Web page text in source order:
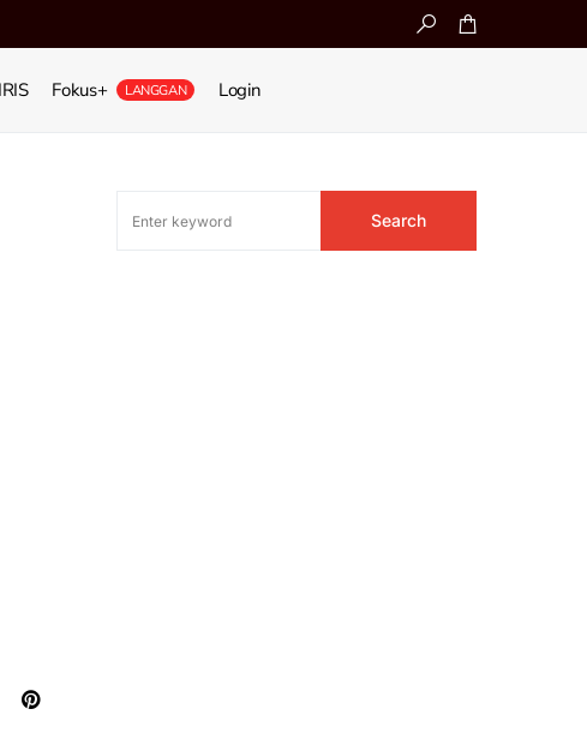
Fokus+ LANGGAN Login
Search